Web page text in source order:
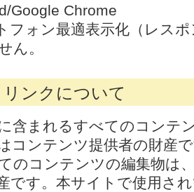
Google Chrome
フォン最適表示化（レス
ん。
ンクについて
含まれるすべてのコンテ
コンテンツ提供者の財産
のコンテンツの編集物は
です。本サイトで使用さ